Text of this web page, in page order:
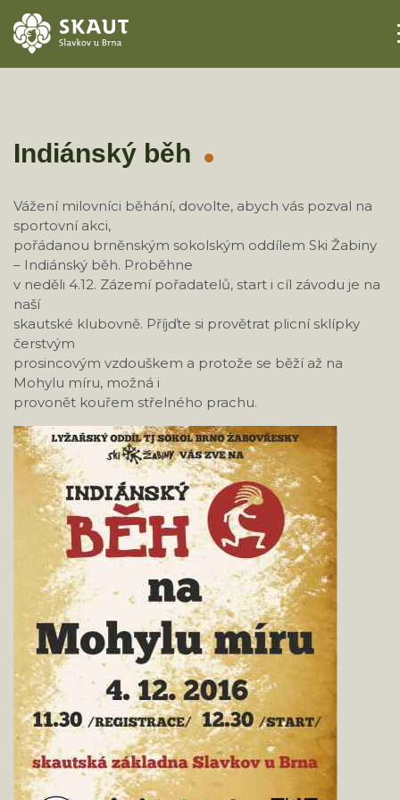
O STŘEDISKU
KONTAKTY
TÁBORY
Indiánský běh
Vážení milovníci běhání, dovolte, abych vás pozval na
sportovní akci,
pořádanou brněnským sokolským oddílem Ski Žabiny
– Indiánský běh. Proběhne
v neděli 4.12. Zázemí pořadatelů, start i cíl závodu je na
naší
skautské klubovně. Příjďte si provětrat plicní sklípky
čerstvým
prosincovým vzdouškem a protože se běží až na
Mohylu míru, možná i
provonět kouřem střelného prachu.